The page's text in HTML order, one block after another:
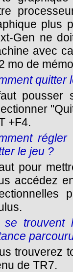
plus
Gen ne
avec
mo de
quitter
pousser
+F4.
le jeu ?
pour
accédez
se trouvent
trouverez
de TR7.